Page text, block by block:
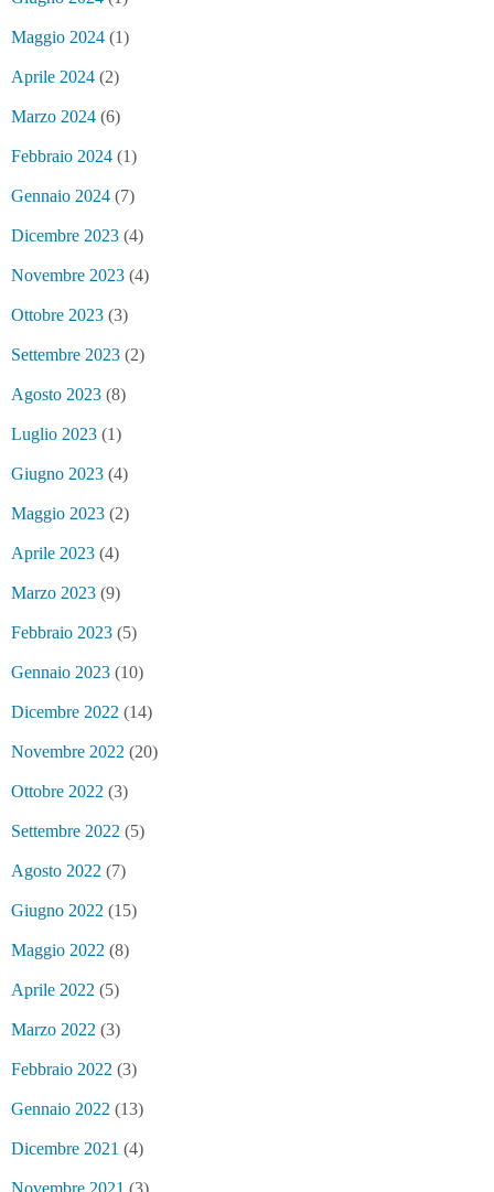
Maggio 2024 (1)
Aprile 2024 (2)
Marzo 2024 (6)
Febbraio 2024 (1)
Gennaio 2024 (7)
Dicembre 2023 (4)
Novembre 2023 (4)
Ottobre 2023 (3)
Settembre 2023 (2)
Agosto 2023 (8)
Luglio 2023 (1)
Giugno 2023 (4)
Maggio 2023 (2)
Aprile 2023 (4)
Marzo 2023 (9)
Febbraio 2023 (5)
Gennaio 2023 (10)
Dicembre 2022 (14)
Novembre 2022 (20)
Ottobre 2022 (3)
Settembre 2022 (5)
Agosto 2022 (7)
Giugno 2022 (15)
Maggio 2022 (8)
Aprile 2022 (5)
Marzo 2022 (3)
Febbraio 2022 (3)
Gennaio 2022 (13)
Dicembre 2021 (4)
Novembre 2021 (3)